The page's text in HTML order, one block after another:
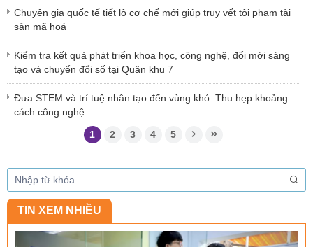
Chuyên gia quốc tế tiết lộ cơ chế mới giúp truy vết tội phạm tài
sản mã hoá
Kiểm tra kết quả phát triển khoa học, công nghệ, đổi mới sáng
tạo và chuyển đổi số tại Quân khu 7
Đưa STEM và trí tuệ nhân tạo đến vùng khó: Thu hẹp khoảng
cách công nghệ
1 2 3 4 5
TIN XEM NHIỀU